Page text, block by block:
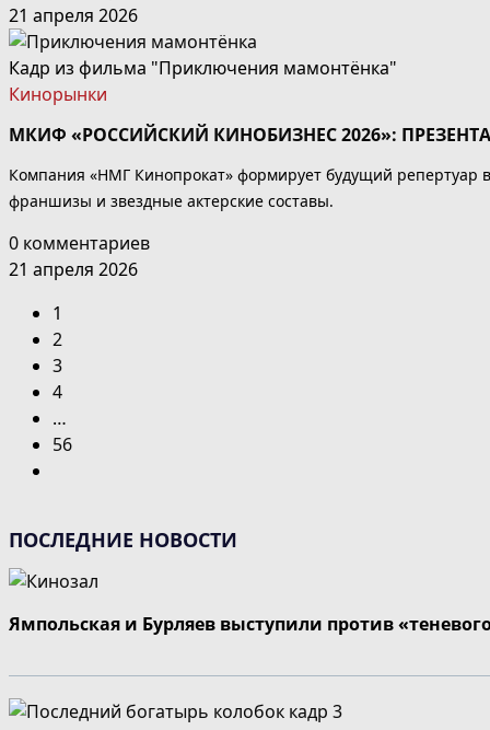
21 апреля 2026
Кадр из фильма "Приключения мамонтёнка"
Кинорынки
МКИФ «РОССИЙСКИЙ КИНОБИЗНЕС 2026»:
Компания «НМГ Кинопрокат» формирует будущий репертуар
франшизы и звездные актерские составы.
0 комментариев
21 апреля 2026
1
2
3
4
…
56
страницу
ПОСЛЕДНИЕ НОВОСТИ
Ямпольская и Бурляев выступили против